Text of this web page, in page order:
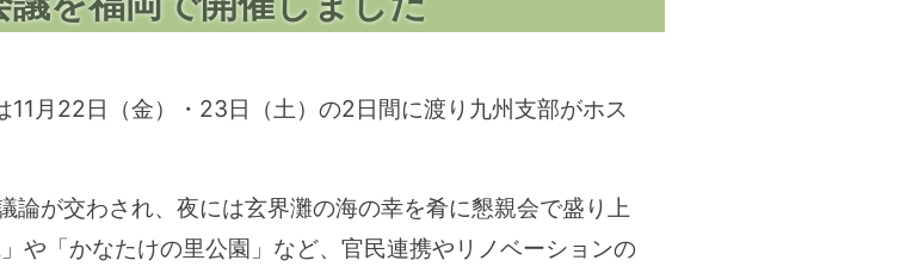
月22日（金）・23日（土）の2日間に渡り九州支部がホス
論が交わされ、夜には玄界灘の海の幸を肴に懇親会で盛り上
「かなたけの里公園」など、官民連携やリノベーションの